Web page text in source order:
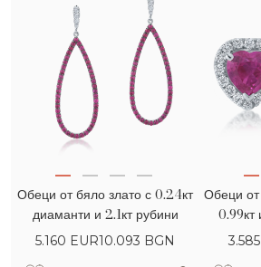
Обеци от бяло злато с 0.24кт
диаманти и 2.1кт рубини
5.160 EUR10.093 BGN
Обеци
0.99кт
3.585